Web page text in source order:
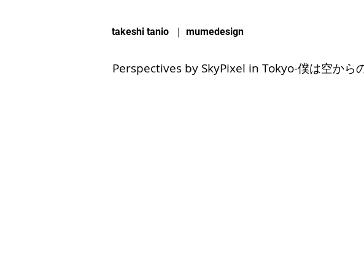
takeshi tanio ｜ mumedesign
Perspectives by SkyPixel in Tokyo-僕は空から